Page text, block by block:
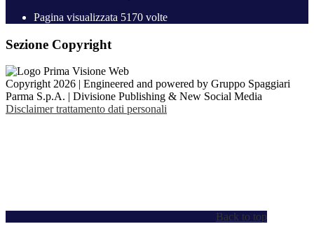
Pagina visualizzata 5170 volte
Sezione Copyright
Copyright 2026 | Engineered and powered by Gruppo Spaggiari
Parma S.p.A. | Divisione Publishing & New Social Media
Disclaimer trattamento dati personali
Back to top